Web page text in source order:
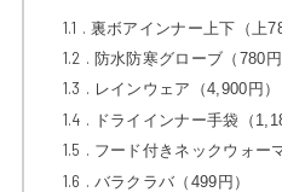
1.1 裏ボアインナー上下（上
1.2 防水防寒グローブ（780円
1.3 レインウェア（4,900円）
1.4 ドライインナー手袋（
1.5 フード付きネックウォー
1.6 バラクラバ（499円）